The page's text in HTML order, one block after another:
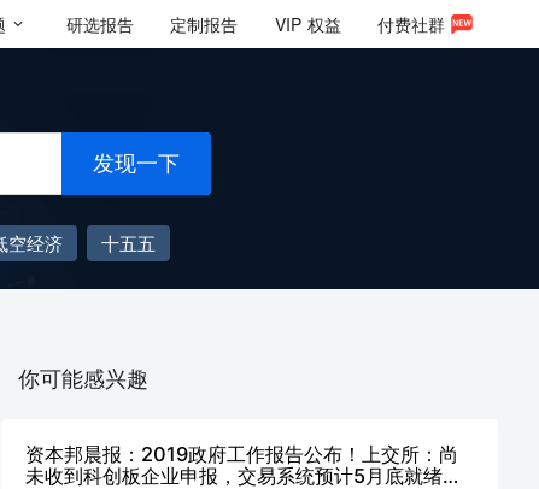
研选报告 定制报告 VIP 权益 付费社群
发现一下
空经济
十五五
你可能感兴趣
资本邦晨报：2019政府工作报告公布！上交所：尚
未收到科创板企业申报，交易系统预计5月底就绪；